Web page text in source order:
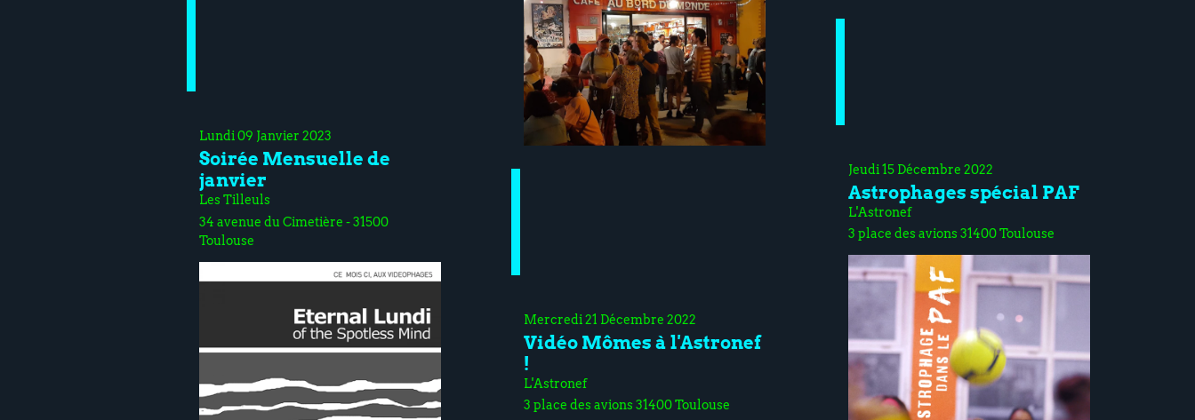
Lundi 09 Janvier 2023
Soirée Mensuelle de
janvier
Les Tilleuls
34 avenue du Cimetière - 31500
Toulouse
Mercredi 21 Décembre 2022
Vidéo Mômes à l'Astronef
!
L'Astronef
3 place des avions 31400 Toulouse
Jeudi 15 Décembre 2022
Astrophages spécial PAF
L'Astronef
3 place des avions 31400 Toulouse